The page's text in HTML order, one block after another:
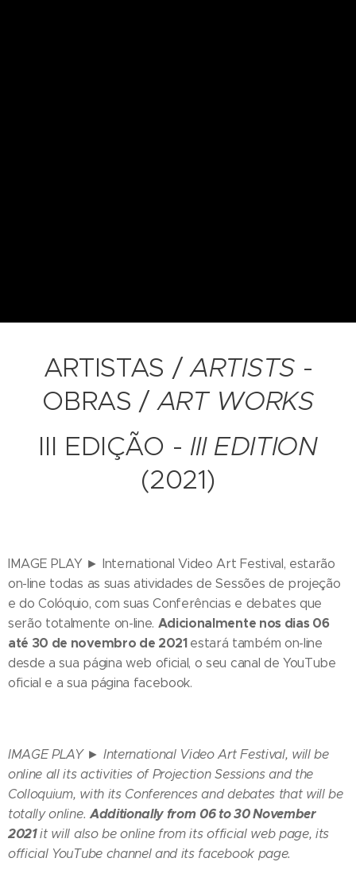
ARTISTAS /ARTISTS-
OBRAS /ART WORKS
III EDIÇÃO - III EDITION
(2021)
IMAGE PLAY ► International Video Art Festival, estarão
on-line todas as suas atividades de Sessões de projeção
e do Colóquio, com suas Conferências e debates que
serão totalmente on-line. Adicionalmente nos dias 06
até 30 de novembro de 2021 estará também on-line
desde a sua página web oficial, o seu canal de YouTube
oficial e a sua página facebook.
IMAGE PLAY ► International Video Art Festival, will be
online all its activities of Projection Sessions and the
Colloquium, with its Conferences and debates that will be
totally online. Additionally from 06 to 30 November
2021it will also be online from its official web page, its
official YouTube channel and its facebook page.